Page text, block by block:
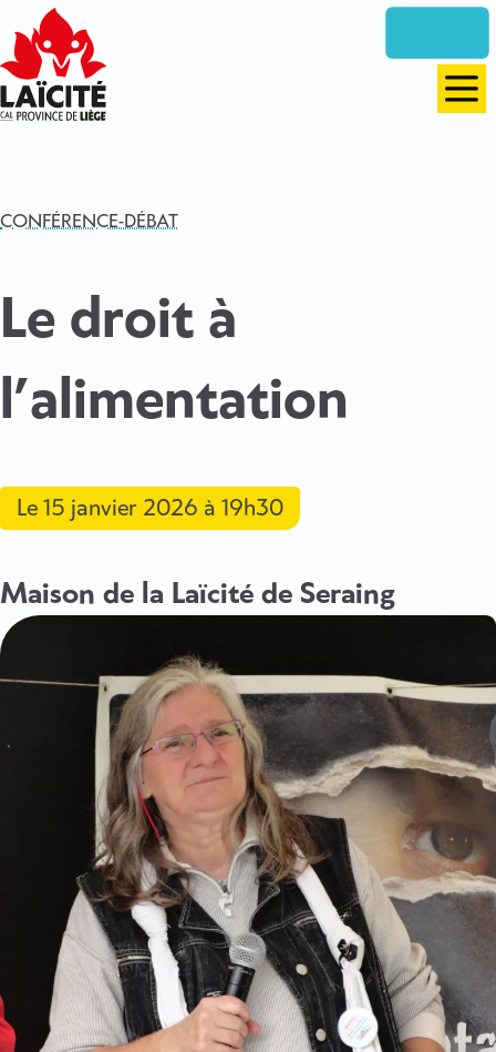
directement
vers
le
contenu
CONFÉRENCE-DÉBAT
Le droit à
l’alimentation
Le 15 janvier 2026 à 19h30
Maison de la Laïcité de Seraing